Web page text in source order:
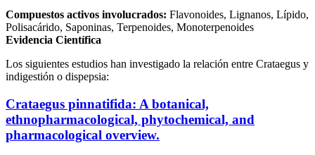
Compuestos activos involucrados: Flavonoides, Lignanos, Lípido,
Polisacárido, Saponinas, Terpenoides, Monoterpenoides
Evidencia Científica
Los siguientes estudios han investigado la relación entre Crataegus y
indigestión o dispepsia:
Crataegus pinnatifida: A botanical,
ethnopharmacological, phytochemical, and
pharmacological overview.